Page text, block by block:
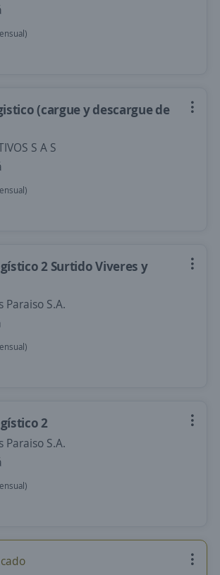
(cargue y descargue de
S A S
2 Surtido Viveres y
Paraiso S.A.
2
Paraiso S.A.